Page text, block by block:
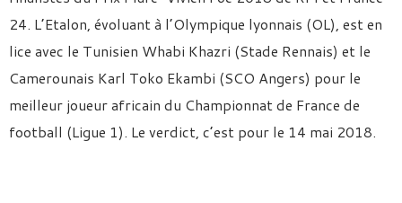
24. L’Etalon, évoluant à l’Olympique lyonnais (OL), est en
lice avec le Tunisien Whabi Khazri (Stade Rennais) et le
Camerounais Karl Toko Ekambi (SCO Angers) pour le
meilleur joueur africain du Championnat de France de
football (Ligue 1). Le verdict, c’est pour le 14 mai 2018.